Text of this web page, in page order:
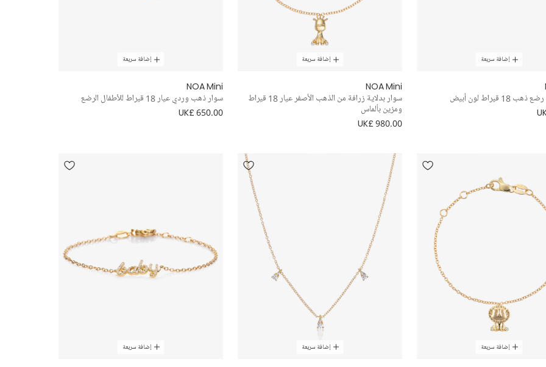
إضافة سريعة
قيراط لون أبيض
إضافة سريعة
NOA Mini
سوار بدلاية زرافة من الذهب الأصفر عيار 18 قيراط
ومزين بألماس
UK£ 980.00
إضافة سريعة
NOA Mini
سوار ذهب وردي عيار 18 قيراط للأطفال الرضع
UK£ 650.00
إضافة سريعة إضافة سريعة إضافة سريعة